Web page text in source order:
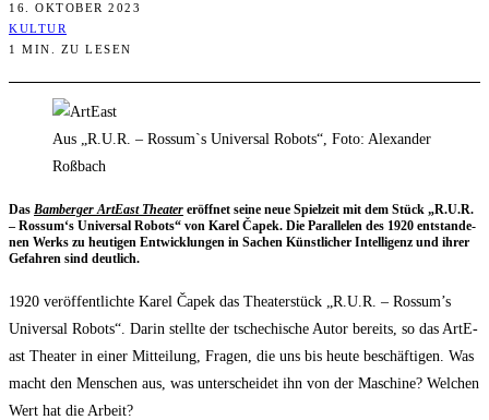
16. OKTOBER 2023
KULTUR
1 MIN. ZU LESEN
Aus „R.U.R. – Rossum`s Universal Robots“, Foto: Alexander
Roßbach
Das Bam­ber­ger ArtE­ast Thea­ter eröff­net sei­ne neue Spiel­zeit mit dem Stück „R.U.R.
– Rossum‘s Uni­ver­sal Robots“ von Karel Čapek. Die Par­al­le­len des 1920 ent­stan­de­
nen Werks zu heu­ti­gen Ent­wick­lun­gen in Sachen Künst­li­cher Intel­li­genz und ihrer
Gefah­ren sind deutlich.
1920 ver­öf­fent­lich­te Karel Čapek das Thea­ter­stück „R.U.R. – Rossum’s
Uni­ver­sal Robots“. Dar­in stell­te der tsche­chi­sche Autor bereits, so das ArtE­
ast Thea­ter in einer Mit­tei­lung, Fra­gen, die uns bis heu­te beschäf­ti­gen. Was
macht den Men­schen aus, was unter­schei­det ihn von der Maschi­ne? Wel­chen
Wert hat die Arbeit?